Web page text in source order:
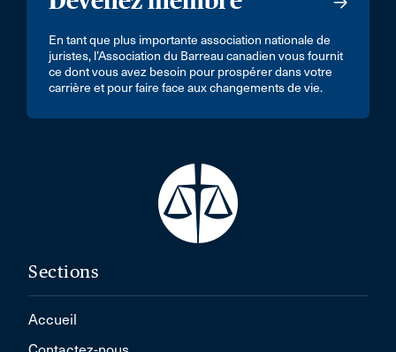
En tant que plus importante association nationale de
juristes, l’Association du Barreau canadien vous fournit
ce dont vous avez besoin pour prospérer dans votre
carrière et pour faire face aux changements de vie.
Sections
Accueil